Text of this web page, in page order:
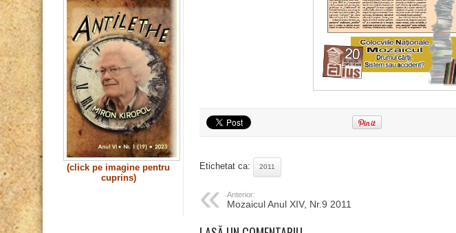
Etichetat ca: 2011
Anterior:
Mozaicul Anul XIV, Nr.9 2011
(click pe imagine pentru
cuprins)